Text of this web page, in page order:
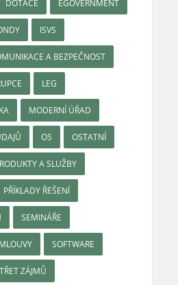
DOTACE EGOVERNMENT
ISVS
A BEZPEČNOST
LEG
MODERNÍ ÚŘAD
OS OSTATNÍ
A SLUŽBY
PŘÍKLADY ŘEŠENÍ
SEMINÁŘE
SOFTWARE
ZÁJMŮ